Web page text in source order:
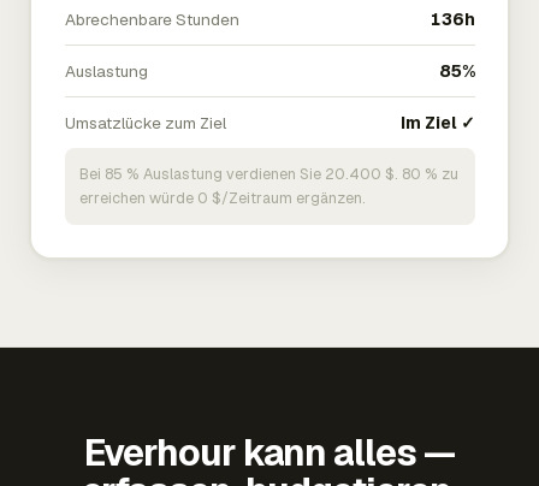
Abrechenbare Stunden 136h
Auslastung 85%
Umsatzlücke zum Ziel Im Ziel ✓
Bei 85 % Auslastung verdienen Sie 20.400 $. 80 % zu
erreichen würde 0 $/Zeitraum ergänzen.
Everhour kann alles —